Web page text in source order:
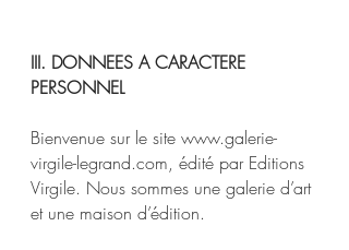
III. DONNEES A CARACTERE
PERSONNEL
Bienvenue sur le site www.galerie-
virgile-legrand.com, édité par Editions
Virgile. Nous sommes une galerie d’art
et une maison d’édition.